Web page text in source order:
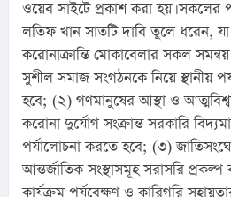
ওয়েব সাইটে প্রকাশ করা হয়।
লতিফ খান সাতটি দাবি তুলে
করোনাক্রান্তি মোকাবেলার সকল
সুশীল সমাজ সংগঠনকে নিয়ে স্থানীয়
হবে; (২) গণমানুষের আস্থা ও
করোনা দুর্যোগ সংক্রান্ত সরকারি
পর্যালোচনা করতে হবে; (৩)
আন্তর্জাতিক সংস্থাসমূহ সরাসরি প্রকল্প
কার্যক্রম পর্যবেক্ষণ ও কারিগরি